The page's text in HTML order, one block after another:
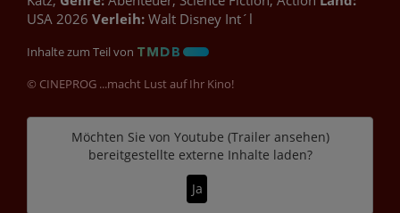
USA 2026 Verleih: Walt Disney Int´l
Inhalte zum Teil von
© CINEPROG ...macht Lust auf Ihr Kino!
Möchten Sie von Youtube (Trailer ansehen)
bereitgestellte externe Inhalte laden?
Ja